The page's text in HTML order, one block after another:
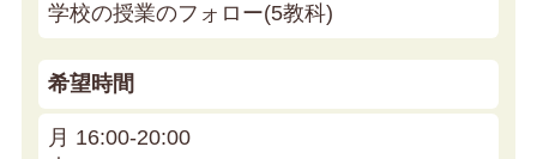
学校の授業のフォロー(5教科)
希望時間
月 16:00-20:00